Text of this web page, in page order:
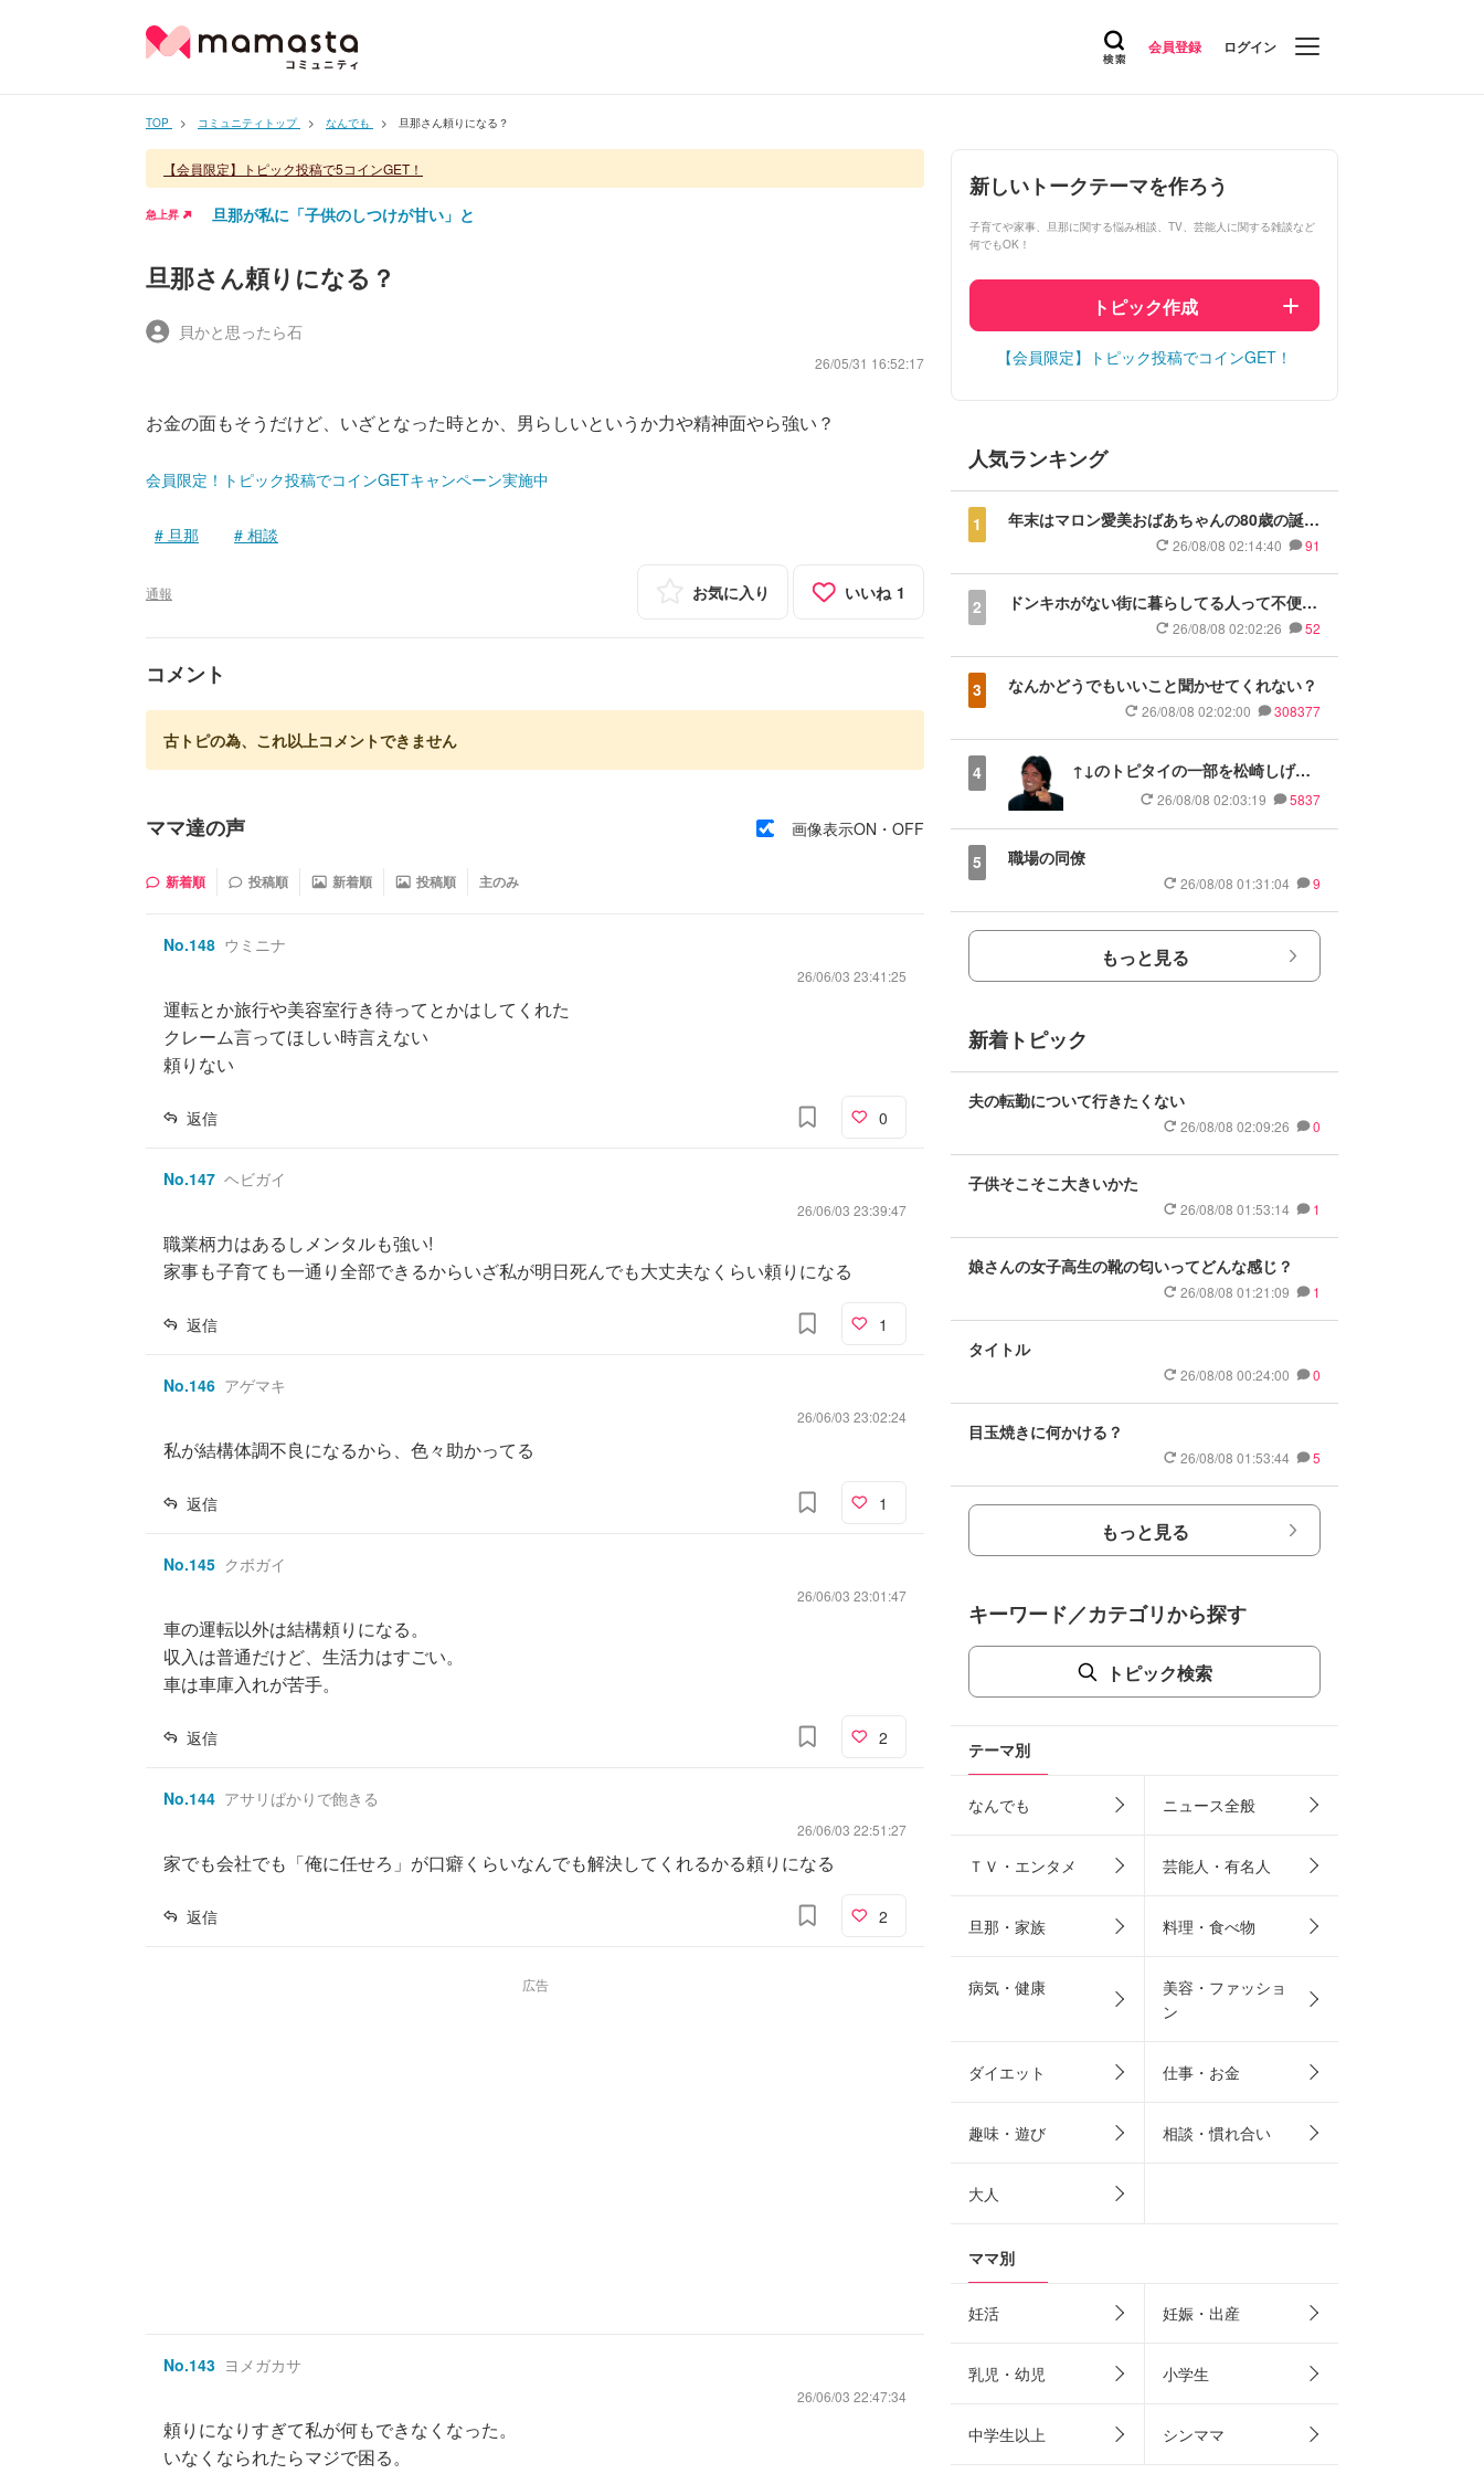
会員登録 ログイン
TOP コミュニティトップ なんでも 旦那さん頼りになる？
【会員限定】トピック投稿で5コインGET！
急上昇 旦那が私に「子供のしつけが甘い」と
旦那さん頼りになる？
貝かと思ったら石
26/05/31 16:52:17
お金の面もそうだけど、いざとなった時とか、男らしいというか力や精神面やら強い？
会員限定！トピック投稿でコインGETキャンペーン実施中
旦那 相談
通報 お気に入り いいね 1
コメント
古トピの為、これ以上コメントできません
ママ達の声 画像表示ON・OFF
新着順 投稿順 新着順 投稿順 主のみ
No.148 ウミニナ
26/06/03 23:41:25
運転とか旅行や美容室行き待ってとかはしてくれた
クレーム言ってほしい時言えない
頼りない
返信 0
No.147 ヘビガイ
26/06/03 23:39:47
職業柄力はあるしメンタルも強い!
家事も子育ても一通り全部できるからいざ私が明日死んでも大丈夫なくらい頼りになる
返信 1
No.146 アゲマキ
26/06/03 23:02:24
私が結構体調不良になるから、色々助かってる
返信 1
No.145 クボガイ
26/06/03 23:01:47
車の運転以外は結構頼りになる。
収入は普通だけど、生活力はすごい。
車は車庫入れが苦手。
返信 2
No.144 アサリばかりで飽きる
26/06/03 22:51:27
家でも会社でも「俺に任せろ」が口癖くらいなんでも解決してくれるかる頼りになる
返信 2
広告
No.143 ヨメガカサ
26/06/03 22:47:34
頼りになりすぎて私が何もできなくなった。
いなくなられたらマジで困る。
新しいトークテーマを作ろう
子育てや家事、旦那に関する悩み相談、TV、芸能人に関する雑談など
何でもOK！
トピック作成
【会員限定】トピック投稿でコインGET！
人気ランキング
1
年末はマロン愛美おばあちゃんの80歳の誕生
26/08/08 02:14:40 91
2
ドンキホがない街に暮らしてる人って不便で
26/08/08 02:02:26 52
3 なんかどうでもいいこと聞かせてくれない？
26/08/08 02:02:00 308377
4
↑↓のトピタイの一部を松崎しげる
にするトピ 26/08/08 02:03:19 5837
5 職場の同僚
26/08/08 01:31:04 9
もっと見る
新着トピック
夫の転勤について行きたくない
26/08/08 02:09:26 0
子供そこそこ大きいかた
26/08/08 01:53:14 1
娘さんの女子高生の靴の匂いってどんな感じ？
26/08/08 01:21:09 1
タイトル
26/08/08 00:24:00 0
目玉焼きに何かける？
26/08/08 01:53:44 5
もっと見る
キーワード／カテゴリから探す
トピック検索
テーマ別
なんでも ニュース全般
ＴＶ・エンタメ 芸能人・有名人
旦那・家族 料理・食べ物
病気・健康
美容・ファッショ
ン
ダイエット 仕事・お金
趣味・遊び 相談・慣れ合い
大人
ママ別
妊活 妊娠・出産
乳児・幼児 小学生
中学生以上 シンママ